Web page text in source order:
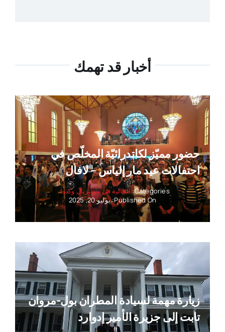
أخبار قد تهمك
حضور مميّز لكاتدرائيّة المخلّص في
احتفالات عيد مار إلياس – لافال
Categories: الجالية في مونتريال وكندا
Published On: يوليو 20, 2025
زيارة مهمة لسيادة المطران بول-مروان
تابت إلى جزيرة الأمير إدوارد